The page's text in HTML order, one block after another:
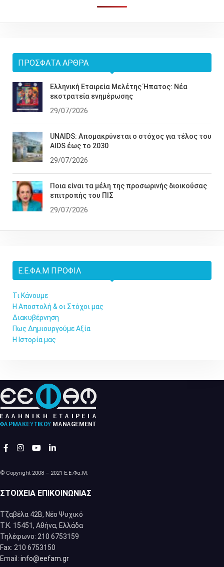
ΠΡΌΣΦΑΤΑ ΆΡΘΡΑ
Ελληνική Εταιρεία Μελέτης Ήπατος: Νέα
εκστρατεία ενημέρωσης
29/07/2026
UNAIDS: Απομακρύνεται ο στόχος για τέλος του
AIDS έως το 2030
29/07/2026
Ποια είναι τα μέλη της προσωρινής διοικούσας
επιτροπής του ΠΙΣ
29/07/2026
Ε.Ε.ΦΑ.Μ ΠΡΟΦΊΛ
Τι Κάνουμε
Η Αποστολή & οι Στόχοι μας
Διακυβέρνηση
Πως Δημιουργούμε Αξία
Η Ιστορία μας
© Copyright 2008 – 2021 Ε.Ε.Φα.Μ.
ΣΤΟΙΧΕΊΑ ΕΠΙΚΟΙΝΩΝΊΑΣ
Τζαβέλα 42Β, Νέο Ψυχικό
Τ.Κ. 15451, Αθήνα, Eλλάδα
Τηλέφωνο: 210 6753159
Fax: 210 6753150
Email: info@eefam.gr